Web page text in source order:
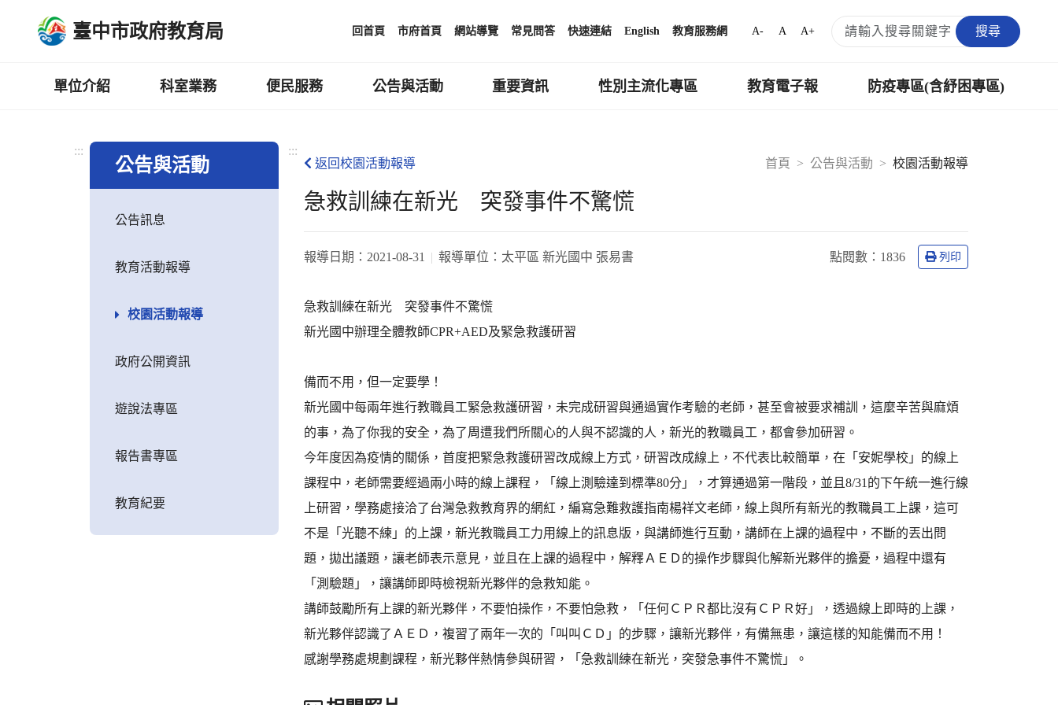
臺中市政府教育局 回首頁 市府首頁 網站導覽 常見問答 快速連結 English 教育服務網 A- A A+ 搜尋
單位介紹 科室業務 便民服務 公告與活動 重要資訊 性別主流化專區 教育電子報 防疫專區(含紓困專區)
:::
公告與活動
公告訊息
教育活動報導
校園活動報導
政府公開資訊
遊說法專區
報告書專區
教育紀要
:::
首頁
公告與活動 校園活動報導
返回校園活動報導
急救訓練在新光 突發事件不驚慌
報導日期： 2021-08-31 報導單位： 太平區 新光國中 張易書 點閱數： 1836 列印
急救訓練在新光 突發事件不驚慌
新光國中辦理全體教師CPR+AED及緊急救護研習
備而不用，但一定要學！
新光國中每兩年進行教職員工緊急救護研習，未完成研習與通過實作考驗的老師，甚至會被要求補訓，這麼辛苦與麻煩
的事，為了你我的安全，為了周遭我們所關心的人與不認識的人，新光的教職員工，都會參加研習。
今年度因為疫情的關係，首度把緊急救護研習改成線上方式，研習改成線上，不代表比較簡單，在「安妮學校」的線上
課程中，老師需要經過兩小時的線上課程，「線上測驗達到標準80分」，才算通過第一階段，並且8/31的下午統一進行線
上研習，學務處接洽了台灣急救教育界的網紅，編寫急難救護指南楊祥文老師，線上與所有新光的教職員工上課，這可
不是「光聽不練」的上課，新光教職員工力用線上的訊息版，與講師進行互動，講師在上課的過程中，不斷的丟出問
題，拋出議題，讓老師表示意見，並且在上課的過程中，解釋ＡＥＤ的操作步驟與化解新光夥伴的擔憂，過程中還有
「測驗題」，讓講師即時檢視新光夥伴的急救知能。
講師鼓勵所有上課的新光夥伴，不要怕操作，不要怕急救，「任何ＣＰＲ都比沒有ＣＰＲ好」，透過線上即時的上課，
新光夥伴認識了ＡＥＤ，複習了兩年一次的「叫叫ＣＤ」的步驟，讓新光夥伴，有備無患，讓這樣的知能備而不用！
感謝學務處規劃課程，新光夥伴熱情參與研習，「急救訓練在新光，突發急事件不驚慌」。